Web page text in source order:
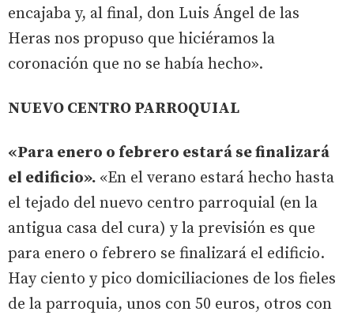
encajaba y, al final, don Luis Ángel de las
Heras nos propuso que hiciéramos la
coronación que no se había hecho».
NUEVO CENTRO PARROQUIAL
«Para enero o febrero estará se finalizará
el edificio». «En el verano estará hecho hasta
el tejado del nuevo centro parroquial (en la
antigua casa del cura) y la previsión es que
para enero o febrero se finalizará el edificio.
Hay ciento y pico domiciliaciones de los fieles
de la parroquia, unos con 50 euros, otros con